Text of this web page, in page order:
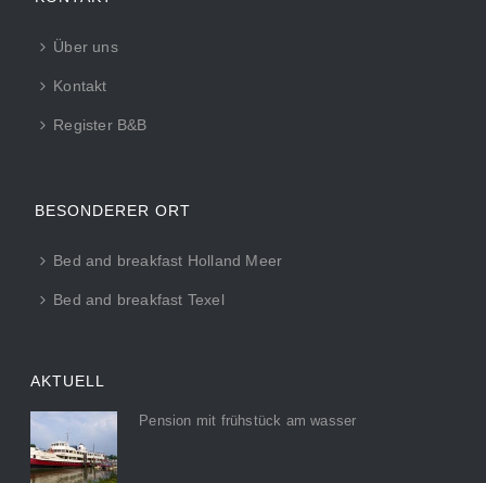
Über uns
Kontakt
Register B&B
BESONDERER ORT
Bed and breakfast Holland Meer
Bed and breakfast Texel
AKTUELL
Pension mit frühstück am wasser